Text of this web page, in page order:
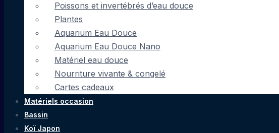
Poissons et invertébrés d’eau douce
Plantes
Aquarium Eau Douce
Aquarium Eau Douce Nano
Matériel eau douce
Nourriture vivante & congelé
Cartes cadeaux
Matériels occasion
Bassin
Koï Japon